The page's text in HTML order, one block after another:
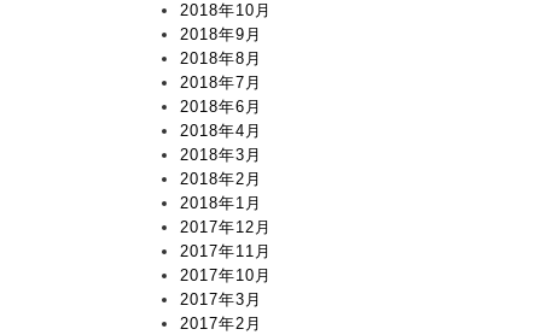
2018年10月
2018年9月
2018年8月
2018年7月
2018年6月
2018年4月
2018年3月
2018年2月
2018年1月
2017年12月
2017年11月
2017年10月
2017年3月
2017年2月